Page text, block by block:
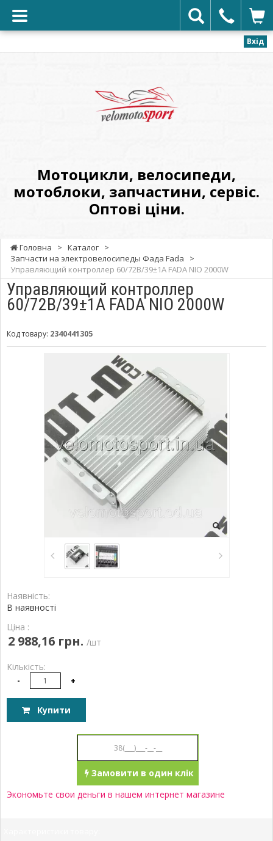
Вхід
Оптові
ціни.
Мотоцикли, велосипеди,
мотоблоки, запчастини, сервіс.
Оптові ціни.
Головна > Каталог >
Запчасти на электровелосипеды Фада Fada
>
Управляющий контроллер 60/72В/39±1A FADA NIO 2000W
Управляющий контроллер
60/72В/39±1A FADA NIO 2000W
Код товару: 2340441305
Наявність:
В наявності
Ціна :
2 988,16 грн. /шт
Кількість:
- +
Купити
Замовити в один клік
Экономьте свои деньги в нашем интернет магазине